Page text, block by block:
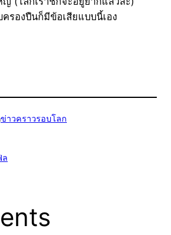
รองปืนก็มีข้อเสียแบบนี้เอง
ข่าวคราวรอบโลก
ล